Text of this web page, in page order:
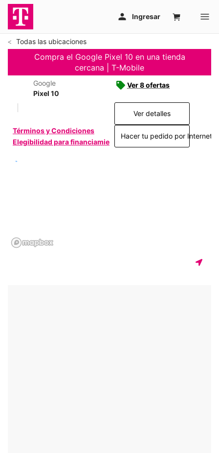
Todas las ubicaciones
Compra el Google Pixel 10 en una tienda
cercana | T-Mobile
Google
Pixel 10
Términos y Condiciones
Elegibilidad para financiamiento
Ver 8 ofertas
Ver detalles
Hacer tu pedido por Internet >